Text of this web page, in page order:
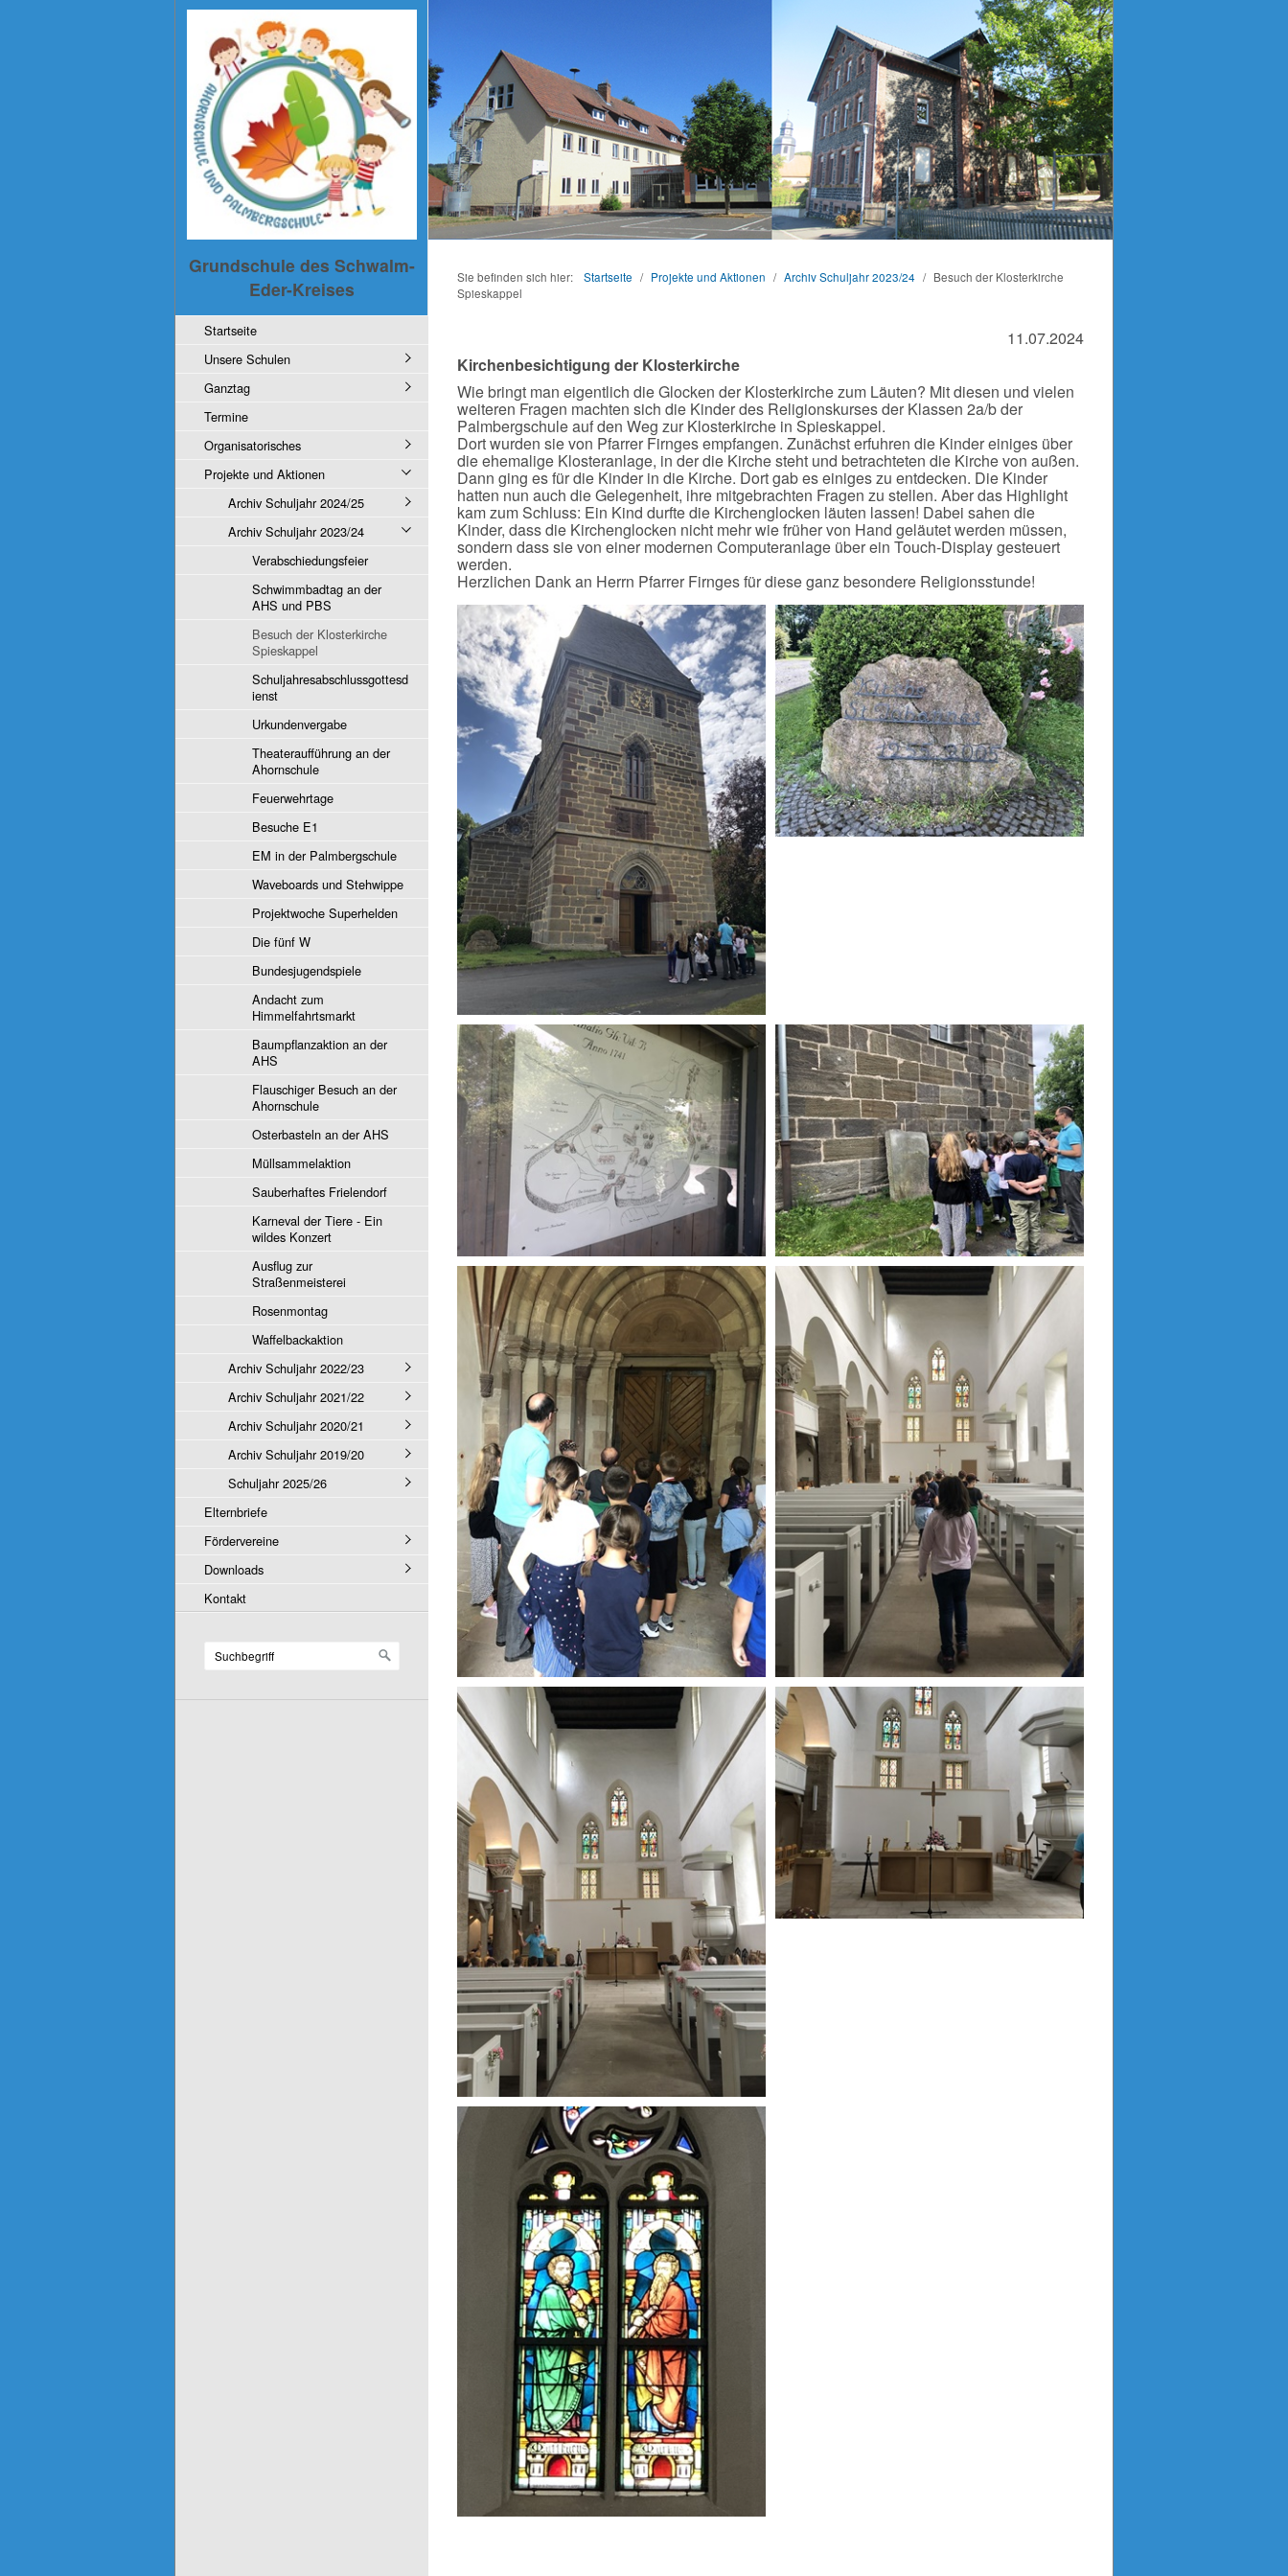
Grundschule des Schwalm-
Eder-Kreises
Startseite
Unsere Schulen
Ganztag
Termine
Organisatorisches
Projekte und Aktionen
Archiv Schuljahr 2024/25
Archiv Schuljahr 2023/24
Verabschiedungsfeier
Schwimmbadtag an der
AHS und PBS
Besuch der Klosterkirche
Spieskappel
Schuljahresabschlussgottesd
ienst
Urkundenvergabe
Theateraufführung an der
Ahornschule
Feuerwehrtage
Besuche E1
EM in der Palmbergschule
Waveboards und Stehwippe
Projektwoche Superhelden
Die fünf W
Bundesjugendspiele
Andacht zum
Himmelfahrtsmarkt
Baumpflanzaktion an der
AHS
Flauschiger Besuch an der
Ahornschule
Osterbasteln an der AHS
Müllsammelaktion
Sauberhaftes Frielendorf
Karneval der Tiere - Ein
wildes Konzert
Ausflug zur
Straßenmeisterei
Rosenmontag
Waffelbackaktion
Archiv Schuljahr 2022/23
Archiv Schuljahr 2021/22
Archiv Schuljahr 2020/21
Archiv Schuljahr 2019/20
Schuljahr 2025/26
Elternbriefe
Fördervereine
Downloads
Kontakt
Sie befinden sich hier: Startseite / Projekte und Aktionen / Archiv Schuljahr 2023/24 / Besuch der Klosterkirche
Spieskappel
11.07.2024
Kirchenbesichtigung der Klosterkirche
Wie bringt man eigentlich die Glocken der Klosterkirche zum Läuten? Mit diesen und vielen
weiteren Fragen machten sich die Kinder des Religionskurses der Klassen 2a/b der
Palmbergschule auf den Weg zur Klosterkirche in Spieskappel.
Dort wurden sie von Pfarrer Firnges empfangen. Zunächst erfuhren die Kinder einiges über
die ehemalige Klosteranlage, in der die Kirche steht und betrachteten die Kirche von außen.
Dann ging es für die Kinder in die Kirche. Dort gab es einiges zu entdecken. Die Kinder
hatten nun auch die Gelegenheit, ihre mitgebrachten Fragen zu stellen. Aber das Highlight
kam zum Schluss: Ein Kind durfte die Kirchenglocken läuten lassen! Dabei sahen die
Kinder, dass die Kirchenglocken nicht mehr wie früher von Hand geläutet werden müssen,
sondern dass sie von einer modernen Computeranlage über ein Touch-Display gesteuert
werden.
Herzlichen Dank an Herrn Pfarrer Firnges für diese ganz besondere Religionsstunde!